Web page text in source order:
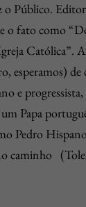
o Público.
o fato como
Católica”.
esperamos)
e
Papa
Pedro
caminho